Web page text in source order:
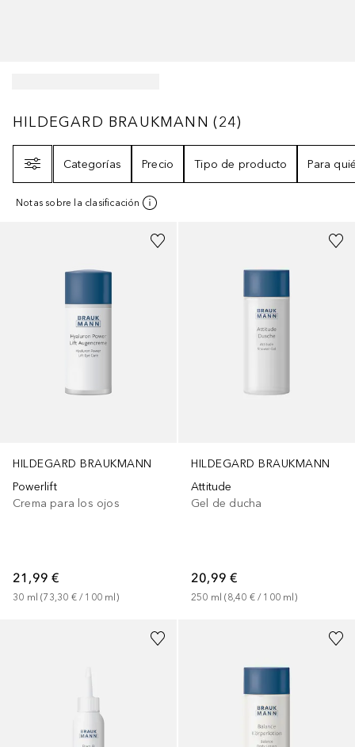
HILDEGARD BRAUKMANN24
HILDEGARD BRAUKMANN (24)
Categorías
Precio Tipo de producto Para
Notas sobre la clasificación
HILDEGARD BRAUKMANN
Powerlift
Crema para los ojos
21,99 €
30 ml (73,30 € / 100 ml)
HILDEGARD BRAUKMANN
Attitude
Gel de ducha
20,99 €
250 ml (8,40 € / 100 ml)